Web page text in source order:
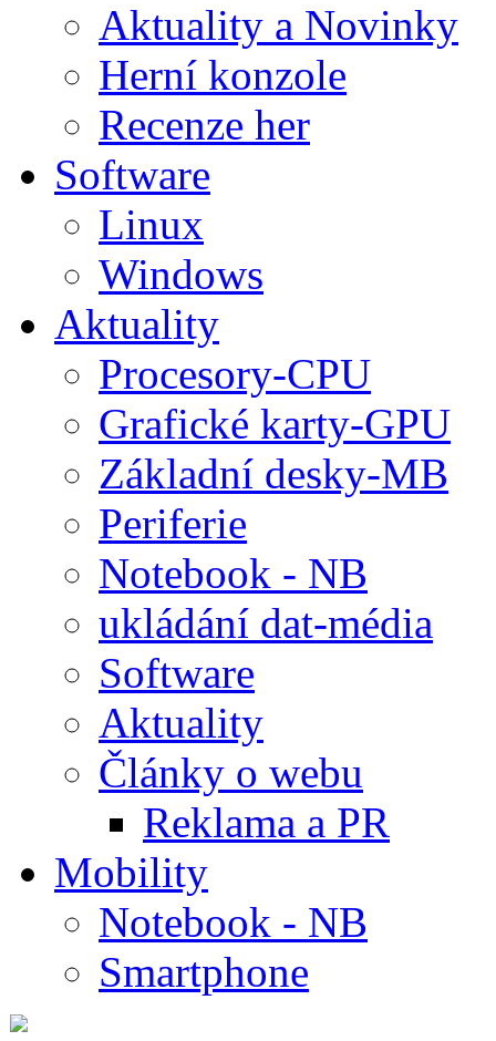
Aktuality a Novinky
Herní konzole
Recenze her
Software
Linux
Windows
Aktuality
Procesory-CPU
Grafické karty-GPU
Základní desky-MB
Periferie
Notebook - NB
ukládání dat-média
Software
Aktuality
Články o webu
Reklama a PR
Mobility
Notebook - NB
Smartphone